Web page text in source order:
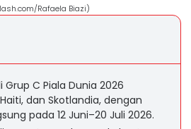
Rafaela Biazi)
C Piala Dunia 2026
dan Skotlandia, dengan
pada 12 Juni–20 Juli 2026.